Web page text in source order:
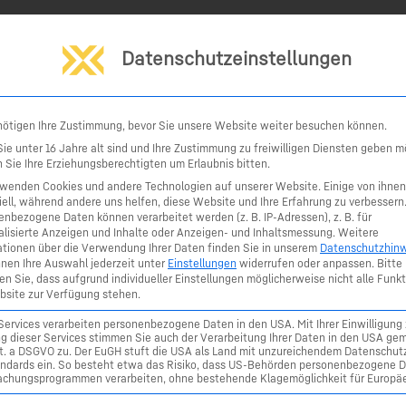
AKTUELLES/TERMINE
KONTAKT
Datenschutzeinstellungen
Ihre Zustimmung, bevor Sie unsere Website weiter besuchen können.
unter 16 Jahre alt sind und Ihre Zustimmung zu freiwilligen Diensten geben
Sie Ihre Erziehungsberechtigten um Erlaubnis bitten.
Cookies und andere Technologien auf unserer Website. Einige von ihnen
während andere uns helfen, diese Website und Ihre Erfahrung zu verbessern.
Daten können verarbeitet werden (z. B. IP-Adressen), z. B. für
Anzeigen und Inhalte oder Anzeigen- und Inhaltsmessung. Weitere
über die Verwendung Ihrer Daten finden Sie in unserem
Ihre Auswahl jederzeit unter Einstellungen widerrufen oder anpassen. Bitte
Sie, dass aufgrund individueller Einstellungen möglicherweise nicht alle
zur Verfügung stehen.
verarbeiten personenbezogene Daten in den USA. Mit Ihrer Einwilligung
dieser Services stimmen Sie auch der Verarbeitung Ihrer Daten in den USA
a DSGVO zu. Der EuGH stuft die USA als Land mit unzureichendem
ein. So besteht etwa das Risiko, dass US-Behörden personenbezogene
verarbeiten, ohne bestehende Klagemöglichkeit für